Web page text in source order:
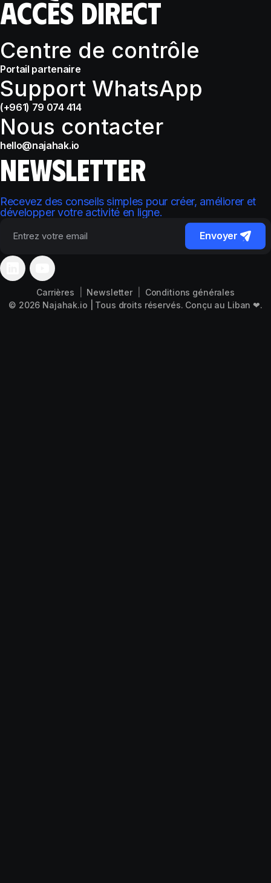
ACCÈS DIRECT
Centre de contrôle
Portail partenaire
Support WhatsApp
(+961) 79 074 414
Nous contacter
hello@najahak.io
NEWSLETTER
Recevez des conseils simples pour créer, améliorer et
développer votre activité en ligne.
Please
leave
field
Envoyer
© 2026 Najahak.io | Tous droits réservés. Conçu au Liban ❤.
Carrières Newsletter Conditions générales